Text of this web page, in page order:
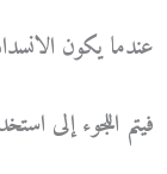
عندما يكون
فيتم اللجوء إلى